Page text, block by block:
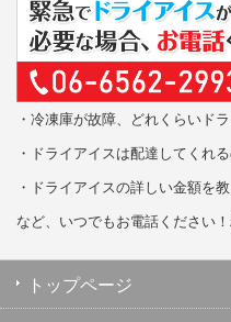
・冷凍庫が故障、どれくらいド
・ドライアイスは配達してくれる
・ドライアイスの詳しい金額を教
など、いつでもお電話ください
トップページ